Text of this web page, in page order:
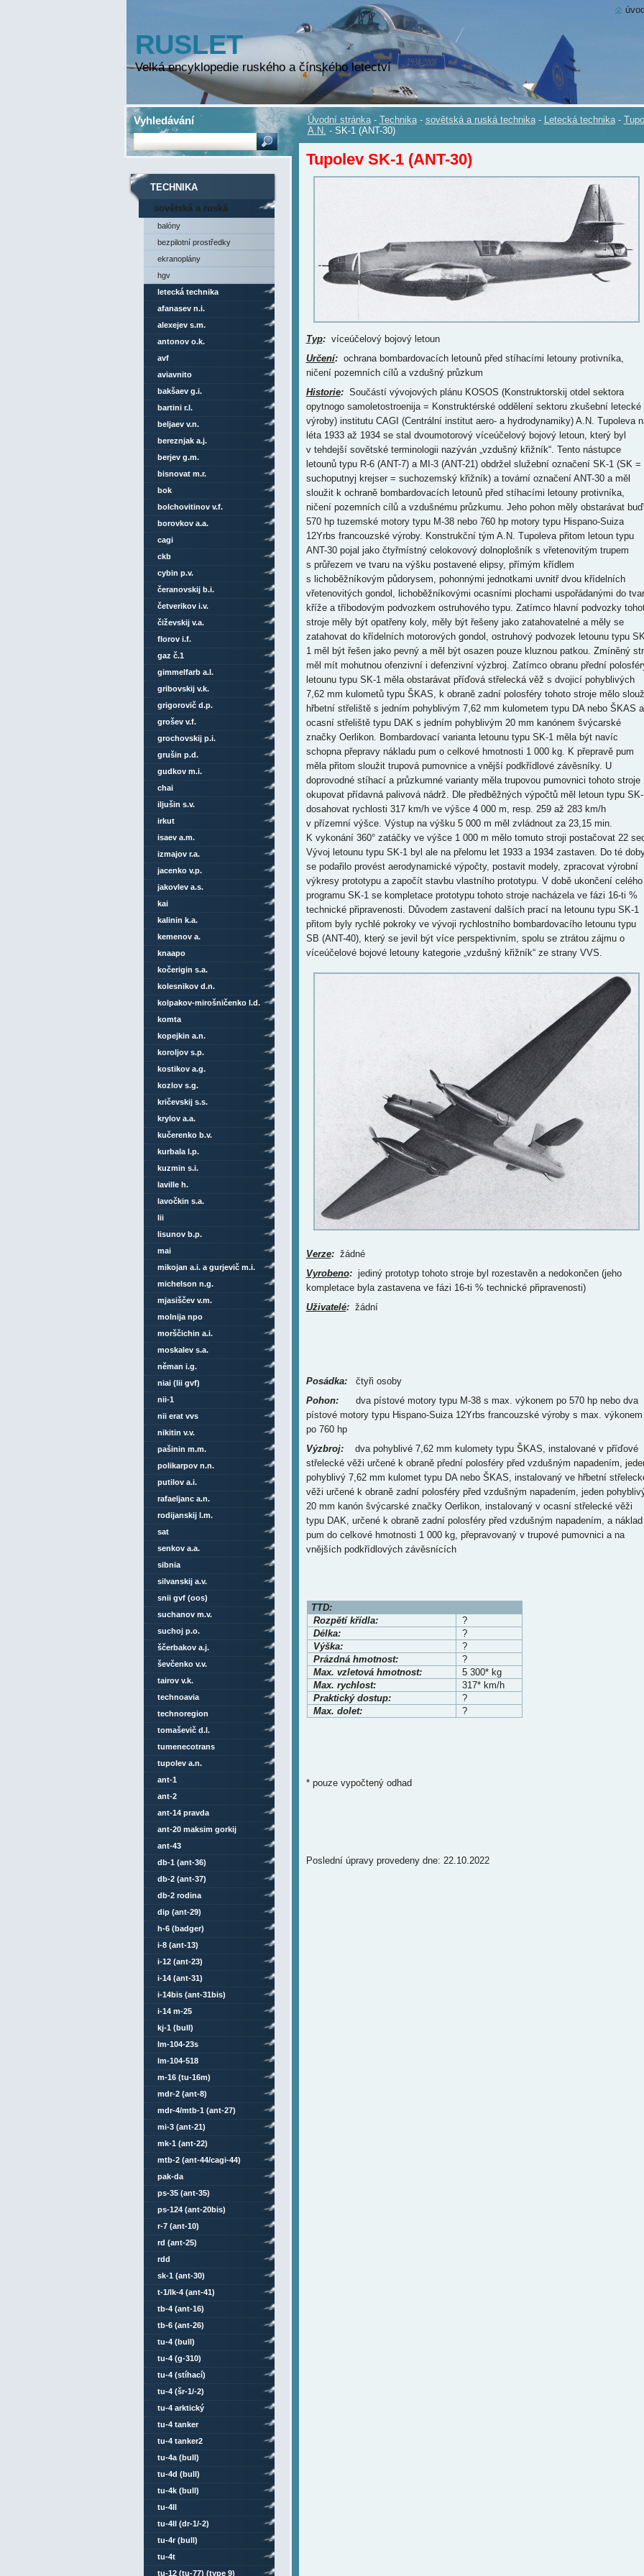
RUSLET
Velká encyklopedie ruského a čínského letectví
Úvodní stránka - Technika - sovětská a ruská technika - Letecká technika -
A.N. - SK-1 (ANT-30)
Tupolev SK-1 (ANT-30)
Typ:víceúčelový bojový letoun
Určení:ochrana bombardovacích letounů před stíhacími letouny protivníka,
ničení pozemních cílů a vzdušný průzkum
Historie:Součástí vývojových plánu KOSOS (Konstruktorskij otdel sektora
opytnogo samoletostroenija = Konstruktérské oddělení sektoru zkušební letecké
výroby) institutu CAGI (Centrální institut aero- a hydrodynamiky) A.N. Tupoleva
léta 1933 až 1934 se stal dvoumotorový víceúčelový bojový letoun, který byl
v tehdejší sovětské terminologii nazýván „vzdušný křižník“. Tento nástupce
letounů typu R-6 (ANT-7) a MI-3 (ANT-21) obdržel služební označení SK-1 (SK =
suchoputnyj krejser = suchozemský křižník) a tovární označení ANT-30 a měl
sloužit k ochraně bombardovacích letounů před stíhacími letouny protivníka,
ničení pozemních cílů a vzdušnému průzkumu. Jeho pohon měly obstarávat
570 hp tuzemské motory typu M-38 nebo 760 hp motory typu Hispano-Suiza
12Yrbs francouzské výroby. Konstrukční tým A.N. Tupoleva přitom letoun typu
ANT-30 pojal jako čtyřmístný celokovový dolnoplošník s vřetenovitým trupem
s průřezem ve tvaru na výšku postavené elipsy, přímým křídlem
s lichoběžníkovým půdorysem, pohonnými jednotkami uvnitř dvou křídelních
vřetenovitých gondol, lichoběžníkovými ocasními plochami uspořádanými do
kříže a tříbodovým podvozkem ostruhového typu. Zatímco hlavní podvozky
stroje měly být opatřeny koly, měly být řešeny jako zatahovatelné a měly se
zatahovat do křídelních motorových gondol, ostruhový podvozek letounu typu
1 měl být řešen jako pevný a měl být osazen pouze kluznou patkou. Zmíněný
měl mít mohutnou ofenzivní i defenzivní výzbroj. Zatímco obranu přední
letounu typu SK-1 měla obstarávat příďová střelecká věž s dvojicí pohyblivých
7,62 mm kulometů typu ŠKAS, k obraně zadní polosféry tohoto stroje mělo
hřbetní střeliště s jedním pohyblivým 7,62 mm kulometem typu DA nebo ŠKAS a
ocasní střeliště typu DAK s jedním pohyblivým 20 mm kanónem švýcarské
značky Oerlikon. Bombardovací varianta letounu typu SK-1 měla být navíc
schopna přepravy nákladu pum o celkové hmotnosti 1 000 kg. K přepravě pum
měla přitom sloužit trupová pumovnice a vnější podkřídlové závěsníky. U
doprovodné stíhací a průzkumné varianty měla trupovou pumovnici tohoto stroje
okupovat přídavná palivová nádrž. Dle předběžných výpočtů měl letoun typu
dosahovat rychlosti 317 km/h ve výšce 4 000 m, resp. 259 až 283 km/h
v přízemní výšce. Výstup na výšku 5 000 m měl zvládnout za 23,15 min.
K vykonání 360° zatáčky ve výšce 1 000 m mělo tomuto stroji postačovat 22
Vývoj letounu typu SK-1 byl ale na přelomu let 1933 a 1934 zastaven. Do té
se podařilo provést aerodynamické výpočty, postavit modely, zpracovat výrobní
výkresy prototypu a započít stavbu vlastního prototypu. V době ukončení celého
programu SK-1 se kompletace prototypu tohoto stroje nacházela ve fázi 16-ti %
technické připravenosti. Důvodem zastavení dalších prací na letounu typu SK-1
přitom byly rychlé pokroky ve vývoji rychlostního bombardovacího letounu typu
SB (ANT-40), který se jevil být více perspektivním, spolu se ztrátou zájmu o
víceúčelové bojové letouny kategorie „vzdušný křižník“ ze strany VVS.
Verze:žádné
Vyrobeno:jediný prototyp tohoto stroje byl rozestavěn a nedokončen (jeho
kompletace byla zastavena ve fázi 16-ti % technické připravenosti)
Uživatelé:žádní
Posádka:čtyři osoby
Pohon:dva pístové motory typu M-38 s max. výkonem po 570 hp nebo dva
pístové motory typu Hispano-Suiza 12Yrbs francouzské výroby s max. výkonem
po 760 hp
Výzbroj:dva pohyblivé 7,62 mm kulomety typu ŠKAS, instalované v příďové
střelecké věži určené k obraně přední polosféry před vzdušným napadením,
pohyblivý 7,62 mm kulomet typu DA nebo ŠKAS, instalovaný ve hřbetní
věži určené k obraně zadní polosféry před vzdušným napadením, jeden
20 mm kanón švýcarské značky Oerlikon, instalovaný v ocasní střelecké věži
typu DAK, určené k obraně zadní polosféry před vzdušným napadením, a náklad
pum do celkové hmotnosti 1 000 kg, přepravovaný v trupové pumovnici a na
vnějších podkřídlových závěsnících
TTD:
Rozpětí křídla:
?
Délka:
?
Výška:
?
Prázdná hmotnost:
?
Max. vzletová hmotnost:
5 300* kg
Max. rychlost:
317* km/h
Praktický dostup:
?
Max. dolet:
?
* pouze vypočtený odhad
Poslední úpravy provedeny dne: 22.10.2022
TECHNIKA
sovětská a ruská
technika
balóny
bezpilotní prostředky
ekranoplány
hgv
letecká technika
afanasev n.i.
alexejev s.m.
antonov o.k.
avf
aviavnito
bakšaev g.i.
bartini r.l.
beljaev v.n.
bereznjak a.j.
berjev g.m.
bisnovat m.r.
bok
bolchovitinov v.f.
borovkov a.a.
cagi
ckb
cybin p.v.
čeranovskij b.i.
četverikov i.v.
čiževskij v.a.
florov i.f.
gaz č.1
gimmelfarb a.l.
gribovskij v.k.
grigorovič d.p.
grošev v.f.
grochovskij p.i.
grušin p.d.
gudkov m.i.
chai
iljušin s.v.
irkut
isaev a.m.
izmajov r.a.
jacenko v.p.
jakovlev a.s.
kai
kalinin k.a.
kemenov a.
knaapo
kočerigin s.a.
kolesnikov d.n.
kolpakov-mirošničenko l.d.
komta
kopejkin a.n.
koroljov s.p.
kostikov a.g.
kozlov s.g.
kričevskij s.s.
krylov a.a.
kučerenko b.v.
kurbala l.p.
kuzmin s.i.
laville h.
lavočkin s.a.
lii
lisunov b.p.
mai
mikojan a.i. a gurjevič m.i.
michelson n.g.
mjasiščev v.m.
molnija npo
morščichin a.i.
moskalev s.a.
něman i.g.
niai (lii gvf)
nii-1
nii erat vvs
nikitin v.v.
pašinin m.m.
polikarpov n.n.
putilov a.i.
rafaeljanc a.n.
rodijanskij l.m.
sat
senkov a.a.
sibnia
silvanskij a.v.
snii gvf (oos)
suchanov m.v.
suchoj p.o.
ščerbakov a.j.
ševčenko v.v.
tairov v.k.
technoavia
technoregion
tomaševič d.l.
tumenecotrans
tupolev a.n.
ant-1
ant-2
ant-14 pravda
ant-20 maksim gorkij
ant-43
db-1 (ant-36)
db-2 (ant-37)
db-2 rodina
dip (ant-29)
h-6 (badger)
i-8 (ant-13)
i-12 (ant-23)
i-14 (ant-31)
i-14bis (ant-31bis)
i-14 m-25
kj-1 (bull)
lm-104-23s
lm-104-518
m-16 (tu-16m)
mdr-2 (ant-8)
mdr-4/mtb-1 (ant-27)
mi-3 (ant-21)
mk-1 (ant-22)
mtb-2 (ant-44/cagi-44)
pak-da
ps-35 (ant-35)
ps-124 (ant-20bis)
r-7 (ant-10)
rd (ant-25)
rdd
sk-1 (ant-30)
t-1/lk-4 (ant-41)
tb-4 (ant-16)
tb-6 (ant-26)
tu-4 (bull)
tu-4 (g-310)
tu-4 (stíhací)
tu-4 (šr-1/-2)
tu-4 arktický
tu-4 tanker
tu-4 tanker2
tu-4a (bull)
tu-4d (bull)
tu-4k (bull)
tu-4ll
tu-4ll (dr-1/-2)
tu-4r (bull)
tu-4t
tu-12 (tu-77) (type 9)
Vyhledávání